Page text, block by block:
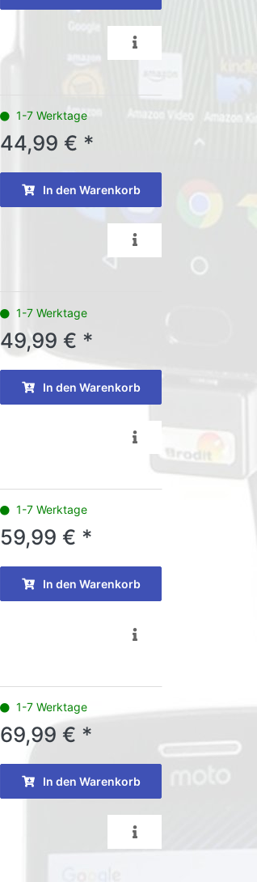
1-7 Werktage
44,99 € *
In den Warenkorb
1-7 Werktage
49,99 € *
In den Warenkorb
1-7 Werktage
59,99 € *
In den Warenkorb
1-7 Werktage
69,99 € *
In den Warenkorb